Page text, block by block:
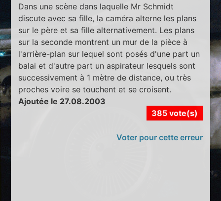
Dans une scène dans laquelle Mr Schmidt
discute avec sa fille, la caméra alterne les plans
sur le père et sa fille alternativement. Les plans
sur la seconde montrent un mur de la pièce à
l'arrière-plan sur lequel sont posés d'une part un
balai et d'autre part un aspirateur lesquels sont
successivement à 1 mètre de distance, ou très
proches voire se touchent et se croisent.
Ajoutée le 27.08.2003
385 vote(s)
Voter pour cette erreur